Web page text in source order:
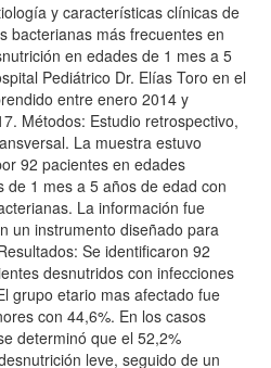
y características clínicas de
bacterianas más frecuentes en
en edades de 1 mes a 5
Pediátrico Dr. Elías Toro en el
entre enero 2014 y
Métodos: Estudio retrospectivo,
La muestra estuvo
92 pacientes en edades
de 1 mes a 5 años de edad con
La información fue
un instrumento diseñado para
Se identificaron 92
desnutridos con infecciones
grupo etario mas afectado fue
con 44,6%. En los casos
determinó que el 52,2%
leve, seguido de un